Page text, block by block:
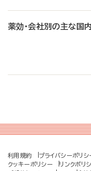
薬効・会社別の主な国
利用規約 プライバシーポリシ
クッキーポリシー
リンクポリ